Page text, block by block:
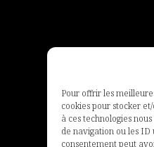
Pour offrir les
cookies pour stocker
à ces technologies
de navigation ou les
consentement peut